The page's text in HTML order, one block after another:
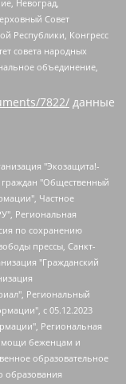
Невоград,
Совет
Республики, Конгресс
совета народных
объединение,
7822/ данные
ЛГБТ+ "Реверс", Алексеев Андрей Викторович, Бекбулатова Таисия Львовна, Беляев Иван Михайлович, Владыкина Елена Сергеевна, Гельман Марат Александрович, Никульшина Вероника Юрьевна, Толоконникова Надежда Андреевна, Шендерович Виктор Анатольевич, Общество с ограниченной ответственностью "Данное сообщение", Общество с ограниченной ответственностью Издательский дом "Новая глава", Айнбиндер Александра Александровна, Московский комьюнити-центр для ЛГБТ+инициатив, Благотворительный фонд развития филантропии, Deutsche Welle (Германия, Kurt-Schumacher-Strasse 3, 53113 Bonn), Борзунова Мария Михайловна, Воробьев Виктор Викторович, Голубева Анна Львовна, Константинова Алла Михайловна, Малкова Ирина Владимировна, Мурадов Мурад Абдулгалимович, Осетинская Елизавета Николаевна, Понасенков Евгений Николаевич, Ганапольский Матвей Юрьевич, Киселев Евгений Алексеевич, Борухович Ирина Григорьевна, Дремин Иван Тимофеевич, Дубровский Дмитрий Викторович, Красноярская региональная общественная организация поддержки и развития альтернативных образовательных технологий и межкультурных коммуникаций "ИНТЕРРА", Маяковская Екатерина Алексеевна, Фейгин Марк Захарович, Филимонов Андрей Викторович, Дзугкоева Регина Николаевна, Доброхотов Роман Александрович, Дудь Юрий Александрович, Елкин Сергей Владимирович, Кругликов Кирилл Игоревич, Сабунаева Мария Леонидовна, Семенов Алексей Владимирович, Шаинян Карен Багратович, Шульман Екатерина Михайловна, Асафьев Артур Валерьевич, Вахштайн Виктор Семенович, Венедиктов Алексей Алексеевич, Лушникова Екатерина Евгеньевна, Волков Леонид Михайлович, Невзоров Александр Глебович, Пархоменко Сергей Борисович, Сироткин Ярослав Николаевич, Кара-Мурза Владимир Владимирович, Баранова Наталья Владимировна, Гозман Леонид Яковлевич, Кагарлицкий Борис Юльевич, Климарев Михаил Валерьевич, Милов Владимир Станиславович, Автономная некоммерческая организация Краснодарский центр современного искусства "Типография", Моргенштерн Алишер Тагирович, Соболь Любовь Эдуардовна, Общество с ограниченной ответственностью "ЛИЗА НОРМ", Каспаров Гарри Кимович, Ходорковский Михаил Борисович, Общество с ограниченной ответственностью "Апрельские тезисы", Данилович Ирина Брониславовна, Кашин Олег Владимирович, Петров Николай Владимирович, Пивоваров Алексей Владимирович, Соколов Михаил Владимирович, Цветкова Юлия Владимировна, Чичваркин Евгений Александрович, Комитет против пыток/Команда против пыток, Общество с ограниченной ответственностью "Первый научный", Общество с ограниченной ответственностью "Вертолет и ко", Белоцерковская Вероника Борисовна, Кац Максим Евгеньевич, Лазарева Татьяна Юрьевна, Шаведдинов Руслан Табризович, Яшин Илья Валерьевич, Общество с ограниченной ответственностью "Иноагент ААВ", Алешковский Дмитрий Петрович, Альбац Евгения Марковна, Быков Дмитрий Львович, Галямина Юлия Евгеньевна, Лойко Сергей Леонидович, Мартынов Кирилл Константинович, Медведев Сергей Александрович, Крашенинников Федор Геннадиевич, Гордеева Катерина Вл